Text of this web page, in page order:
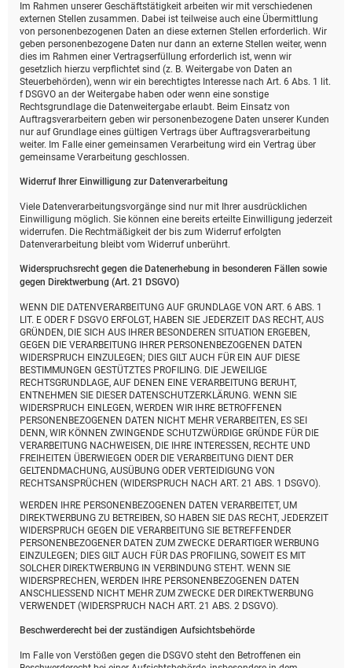
Im Rahmen unserer Geschäftstätigkeit arbeiten wir mit verschiedenen
externen Stellen zusammen. Dabei ist teilweise auch eine Übermittlung
von personenbezogenen Daten an diese externen Stellen erforderlich. Wir
geben personenbezogene Daten nur dann an externe Stellen weiter, wenn
dies im Rahmen einer Vertragserfüllung erforderlich ist, wenn wir
gesetzlich hierzu verpflichtet sind (z. B. Weitergabe von Daten an
Steuerbehörden), wenn wir ein berechtigtes Interesse nach Art. 6 Abs. 1 lit.
f DSGVO an der Weitergabe haben oder wenn eine sonstige
Rechtsgrundlage die Datenweitergabe erlaubt. Beim Einsatz von
Auftragsverarbeitern geben wir personenbezogene Daten unserer Kunden
nur auf Grundlage eines gültigen Vertrags über Auftragsverarbeitung
weiter. Im Falle einer gemeinsamen Verarbeitung wird ein Vertrag über
gemeinsame Verarbeitung geschlossen.
Widerruf Ihrer Einwilligung zur Datenverarbeitung
Viele Datenverarbeitungsvorgänge sind nur mit Ihrer ausdrücklichen
Einwilligung möglich. Sie können eine bereits erteilte Einwilligung jederzeit
widerrufen. Die Rechtmäßigkeit der bis zum Widerruf erfolgten
Datenverarbeitung bleibt vom Widerruf unberührt.
Widerspruchsrecht gegen die Datenerhebung in besonderen Fällen sowie
gegen Direktwerbung (Art. 21 DSGVO)
WENN DIE DATENVERARBEITUNG AUF GRUNDLAGE VON ART. 6 ABS. 1
LIT. E ODER F DSGVO ERFOLGT, HABEN SIE JEDERZEIT DAS RECHT, AUS
GRÜNDEN, DIE SICH AUS IHRER BESONDEREN SITUATION ERGEBEN,
GEGEN DIE VERARBEITUNG IHRER PERSONENBEZOGENEN DATEN
WIDERSPRUCH EINZULEGEN; DIES GILT AUCH FÜR EIN AUF DIESE
BESTIMMUNGEN GESTÜTZTES PROFILING. DIE JEWEILIGE
RECHTSGRUNDLAGE, AUF DENEN EINE VERARBEITUNG BERUHT,
ENTNEHMEN SIE DIESER DATENSCHUTZERKLÄRUNG. WENN SIE
WIDERSPRUCH EINLEGEN, WERDEN WIR IHRE BETROFFENEN
PERSONENBEZOGENEN DATEN NICHT MEHR VERARBEITEN, ES SEI
DENN, WIR KÖNNEN ZWINGENDE SCHUTZWÜRDIGE GRÜNDE FÜR DIE
VERARBEITUNG NACHWEISEN, DIE IHRE INTERESSEN, RECHTE UND
FREIHEITEN ÜBERWIEGEN ODER DIE VERARBEITUNG DIENT DER
GELTENDMACHUNG, AUSÜBUNG ODER VERTEIDIGUNG VON
RECHTSANSPRÜCHEN (WIDERSPRUCH NACH ART. 21 ABS. 1 DSGVO).
WERDEN IHRE PERSONENBEZOGENEN DATEN VERARBEITET, UM
DIREKTWERBUNG ZU BETREIBEN, SO HABEN SIE DAS RECHT, JEDERZEIT
WIDERSPRUCH GEGEN DIE VERARBEITUNG SIE BETREFFENDER
PERSONENBEZOGENER DATEN ZUM ZWECKE DERARTIGER WERBUNG
EINZULEGEN; DIES GILT AUCH FÜR DAS PROFILING, SOWEIT ES MIT
SOLCHER DIREKTWERBUNG IN VERBINDUNG STEHT. WENN SIE
WIDERSPRECHEN, WERDEN IHRE PERSONENBEZOGENEN DATEN
ANSCHLIESSEND NICHT MEHR ZUM ZWECKE DER DIREKTWERBUNG
VERWENDET (WIDERSPRUCH NACH ART. 21 ABS. 2 DSGVO).
Beschwerde­recht bei der zuständigen Aufsichts­behörde
Im Falle von Verstößen gegen die DSGVO steht den Betroffenen ein